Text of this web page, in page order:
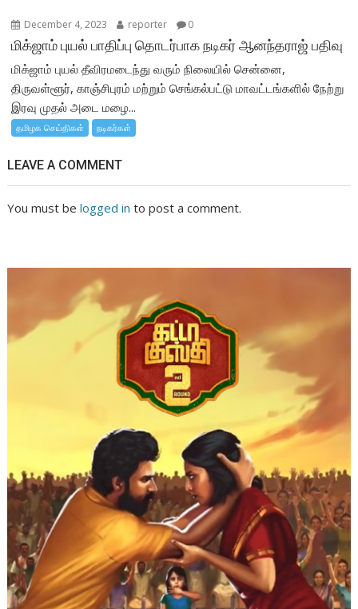
December 4, 2023 reporter 0
மிக்ஜாம் புயல் பாதிப்பு தொடர்பாக நடிகர் ஆனந்தராஜ் பதிவு
மிக்ஜாம் புயல் தீவிரமடைந்து வரும் நிலையில் சென்னை,
திருவள்ளூர், காஞ்சிபுரம் மற்றும் செங்கல்பட்டு மாவட்டங்களில் நேற்று
இரவு முதல் அடை மழை...
தமிழக செய்திகள் நடிகர்கள்
LEAVE A COMMENT
You must belogged in to post a comment.